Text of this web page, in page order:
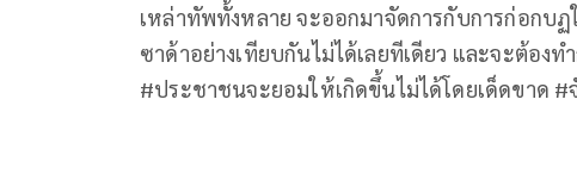
เหล่าทัพทั้งหลาย จะออกมาจัดการกับการก่อกบฏ
ซาด้าอย่างเทียบกันไม่ได้เลยทีเดียว และจะต้อง
#ประชาชนจะยอมให้เกิดขึ้นไม่ได้โดยเด็ดขาด